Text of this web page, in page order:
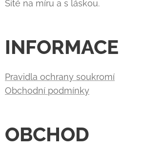
Šité na míru a s láskou.
INFORMACE
Pravidla ochrany soukromí
Obchodní podmínky
OBCHOD